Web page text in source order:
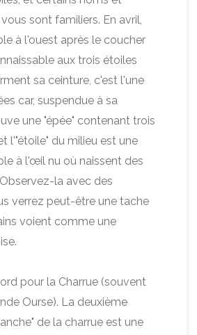
sont familiers. En avril,
à l'ouest après le coucher
aux trois étoiles
sa ceinture, c'est l'une
car, suspendue à sa
une "épée" contenant trois
l'"étoile" du milieu est une
à l'œil nu où naissent des
la avec des
verrez peut-être une tache
voient comme une
pour la Charrue (souvent
Ourse). La deuxième
de la charrue est une